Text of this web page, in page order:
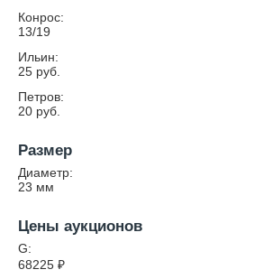
Конрос:
13/19
Ильин:
25 руб.
Петров:
20 руб.
Размер
Диаметр:
23 мм
Цены аукционов
G:
68225 ₽